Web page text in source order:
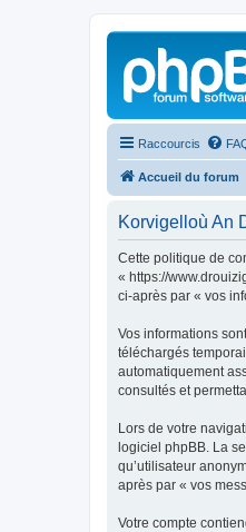
Raccourcis
Accueil du forum
Korvigelloù An
Cette politique de
« https://
ci-après par « vos
Vos informations
téléchargés
automatiquement
consultés et
Lors de votre
logiciel phpBB. La
qu’utilisateur
après par « vos
Votre compte